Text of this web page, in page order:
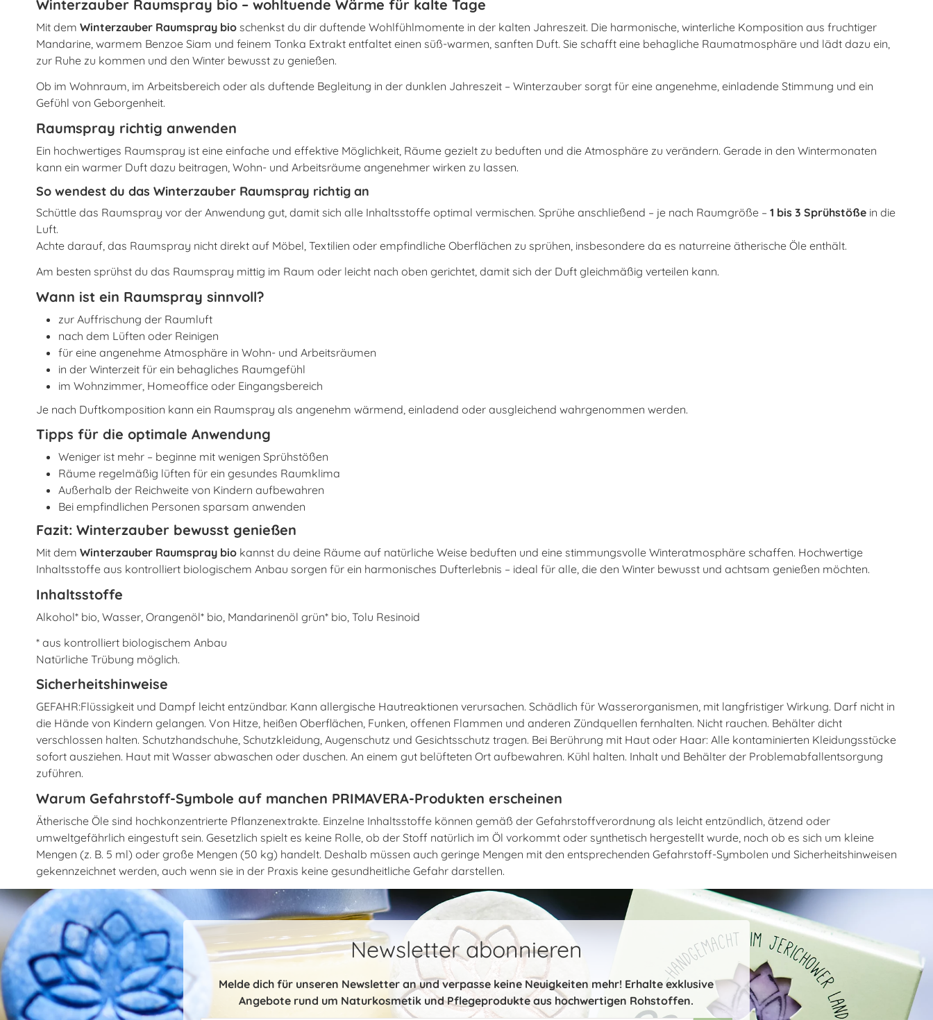
Winterzauber Raumspray bio – wohltuende Wärme für kalte Tage
Mit dem Winterzauber Raumspray bio schenkst du dir duftende Wohlfühlmomente in der kalten Jahreszeit. Die harmonische, winterliche Komposition aus fruchtiger
Mandarine, warmem Benzoe Siam und feinem Tonka Extrakt entfaltet einen süß-warmen, sanften Duft. Sie schafft eine behagliche Raumatmosphäre und lädt dazu ein,
zur Ruhe zu kommen und den Winter bewusst zu genießen.
Ob im Wohnraum, im Arbeitsbereich oder als duftende Begleitung in der dunklen Jahreszeit – Winterzauber sorgt für eine angenehme, einladende Stimmung und ein
Gefühl von Geborgenheit.
Raumspray richtig anwenden
Ein hochwertiges Raumspray ist eine einfache und effektive Möglichkeit, Räume gezielt zu beduften und die Atmosphäre zu verändern. Gerade in den Wintermonaten
kann ein warmer Duft dazu beitragen, Wohn- und Arbeitsräume angenehmer wirken zu lassen.
So wendest du das Winterzauber Raumspray richtig an
Schüttle das Raumspray vor der Anwendung gut, damit sich alle Inhaltsstoffe optimal vermischen. Sprühe anschließend – je nach Raumgröße – 1 bis 3 Sprühstöße in die
Luft.
Achte darauf, das Raumspray nicht direkt auf Möbel, Textilien oder empfindliche Oberflächen zu sprühen, insbesondere da es naturreine ätherische Öle enthält.
Am besten sprühst du das Raumspray mittig im Raum oder leicht nach oben gerichtet, damit sich der Duft gleichmäßig verteilen kann.
Wann ist ein Raumspray sinnvoll?
zur Auffrischung der Raumluft
nach dem Lüften oder Reinigen
für eine angenehme Atmosphäre in Wohn- und Arbeitsräumen
in der Winterzeit für ein behagliches Raumgefühl
im Wohnzimmer, Homeoffice oder Eingangsbereich
Je nach Duftkomposition kann ein Raumspray als angenehm wärmend, einladend oder ausgleichend wahrgenommen werden.
Tipps für die optimale Anwendung
Weniger ist mehr – beginne mit wenigen Sprühstößen
Räume regelmäßig lüften für ein gesundes Raumklima
Außerhalb der Reichweite von Kindern aufbewahren
Bei empfindlichen Personen sparsam anwenden
Fazit: Winterzauber bewusst genießen
Mit dem Winterzauber Raumspray bio kannst du deine Räume auf natürliche Weise beduften und eine stimmungsvolle Winteratmosphäre schaffen. Hochwertige
Inhaltsstoffe aus kontrolliert biologischem Anbau sorgen für ein harmonisches Dufterlebnis – ideal für alle, die den Winter bewusst und achtsam genießen möchten.
Inhaltsstoffe
Alkohol* bio, Wasser, Orangenöl* bio, Mandarinenöl grün* bio, Tolu Resinoid
* aus kontrolliert biologischem Anbau
Natürliche Trübung möglich.
Sicherheitshinweise
GEFAHR:Flüssigkeit und Dampf leicht entzündbar. Kann allergische Hautreaktionen verursachen. Schädlich für Wasserorganismen, mit langfristiger Wirkung. Darf nicht in
die Hände von Kindern gelangen. Von Hitze, heißen Oberflächen, Funken, offenen Flammen und anderen Zündquellen fernhalten. Nicht rauchen. Behälter dicht
verschlossen halten. Schutzhandschuhe, Schutzkleidung, Augenschutz und Gesichtsschutz tragen. Bei Berührung mit Haut oder Haar: Alle kontaminierten Kleidungsstücke
sofort ausziehen. Haut mit Wasser abwaschen oder duschen. An einem gut belüfteten Ort aufbewahren. Kühl halten. Inhalt und Behälter der Problemabfallentsorgung
zuführen.
Warum Gefahrstoff-Symbole auf manchen PRIMAVERA-Produkten erscheinen
Ätherische Öle sind hochkonzentrierte Pflanzenextrakte. Einzelne Inhaltsstoffe können gemäß der Gefahrstoffverordnung als leicht entzündlich, ätzend oder
umweltgefährlich eingestuft sein. Gesetzlich spielt es keine Rolle, ob der Stoff natürlich im Öl vorkommt oder synthetisch hergestellt wurde, noch ob es sich um kleine
Mengen (z. B. 5 ml) oder große Mengen (50 kg) handelt. Deshalb müssen auch geringe Mengen mit den entsprechenden Gefahrstoff-Symbolen und Sicherheitshinweisen
gekennzeichnet werden, auch wenn sie in der Praxis keine gesundheitliche Gefahr darstellen.
Newsletter abonnieren
Melde dich für unseren Newsletter an und verpasse keine Neuigkeiten mehr! Erhalte exklusive
Angebote rund um Naturkosmetik und Pflegeprodukte aus hochwertigen Rohstoffen.